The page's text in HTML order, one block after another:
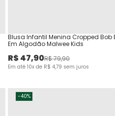
Blusa Infantil Menina Cropped Bob
Em Algodão Malwee Kids
R$47,90R$79,90
Em até10x de R$ 4,79 sem juros
-40%